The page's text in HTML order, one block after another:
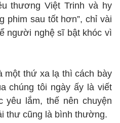
thương Việt Trinh và hy
phim sau tốt hơn”, chỉ vài
người nghệ sĩ bật khóc vì
một thứ xa lạ thì cách bày
chúng tôi ngày ấy là viết
yêu lắm, thế nên chuyện
thư cũng là bình thường.